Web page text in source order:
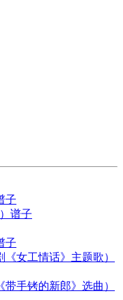
子
谱子
子
女工情话》主题歌）
手铐的新郎》选曲）